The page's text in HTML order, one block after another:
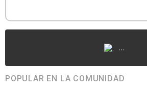
...
POPULAR EN LA COMUNIDAD